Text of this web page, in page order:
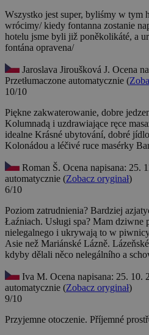
Wszystko jest super, byliśmy w tym
wrócimy/ kiedy fontanna zostanie
hotelu jsme byli již poněkolikáté, a
fontána opravena/
Jaroslava Jiroušková J. Ocena
Przetłumaczone automatycznie (
10/10
Piękne zakwaterowanie, dobre
Kolumnadą i uzdrawiające ręce
idealne Krásné ubytování, dobré
Kolonádou a léčivé ruce masérky
Roman Š. Ocena napisana: 25.
automatycznie (Zobacz oryginał)
6/10
Poziom zatrudnienia? Bardziej
Łaźniach. Usługi spa? Mam dziwne
nielegalnego i ukrywają to w
Asie než Mariánské Lázně.
kdyby dělali něco nelegálního a
Iva M. Ocena napisana: 25. 10.
automatycznie (Zobacz oryginał)
9/10
Przyjemne otoczenie. Příjemné